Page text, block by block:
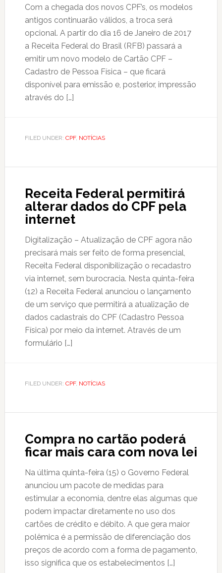
Com a chegada dos novos CPF’s, os modelos
antigos continuarão válidos, a troca será
opcional. A partir do dia 16 de Janeiro de 2017
a Receita Federal do Brasil (RFB) passará a
emitir um novo modelo de Cartão CPF –
Cadastro de Pessoa Física – que ficará
disponível para emissão e, posterior, impressão
através do […]
FILED UNDER: CPF, NOTÍCIAS
Receita Federal permitirá
alterar dados do CPF pela
internet
Digitalização – Atualização de CPF agora não
precisará mais ser feito de forma presencial,
Receita Federal disponibilização o recadastro
via internet, sem burocracia. Nesta quinta-feira
(12) a Receita Federal anunciou o lançamento
de um serviço que permitirá a atualização de
dados cadastrais do CPF (Cadastro Pessoa
Física) por meio da internet. Através de um
formulário […]
FILED UNDER: CPF, NOTÍCIAS
Compra no cartão poderá
ficar mais cara com nova lei
Na última quinta-feira (15) o Governo Federal
anunciou um pacote de medidas para
estimular a economia, dentre elas algumas que
podem impactar diretamente no uso dos
cartões de crédito e débito. A que gera maior
polêmica é a permissão de diferenciação dos
preços de acordo com a forma de pagamento,
isso significa que os estabelecimentos […]